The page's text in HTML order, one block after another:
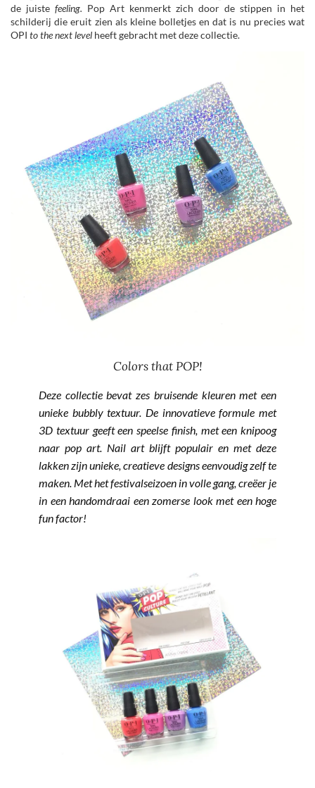
de juiste feeling. Pop Art kenmerkt zich door de stippen in het
schilderij die eruit zien als kleine bolletjes en dat is nu precies wat
OPI to the next level heeft gebracht met deze collectie.
Colors that POP!
Deze collectie bevat zes bruisende kleuren met een
unieke bubbly textuur. De innovatieve formule met
3D textuur geeft een speelse finish, met een knipoog
naar pop art. Nail art blijft populair en met deze
lakken zijn unieke, creatieve designs eenvoudig zelf te
maken. Met het festivalseizoen in volle gang, creëer je
in een handomdraai een zomerse look met een hoge
fun factor!